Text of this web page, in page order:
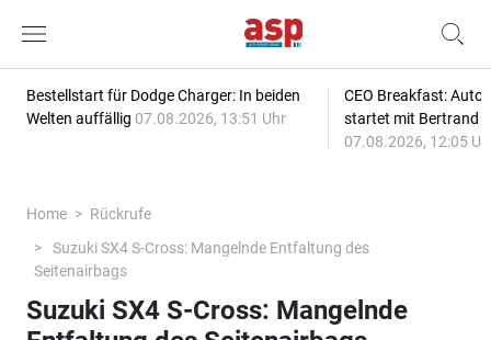
Bestellstart für Dodge Charger: In beiden
Welten auffällig 07.08.2026, 13:51 Uhr
CEO Breakfast:
startet mit Bertrand
07.08.2026, 12:05
Home
Rückrufe
Suzuki SX4 S-Cross: Mangelnde Entfaltung des
Seitenairbags
Suzuki SX4 S-Cross: Mangelnde